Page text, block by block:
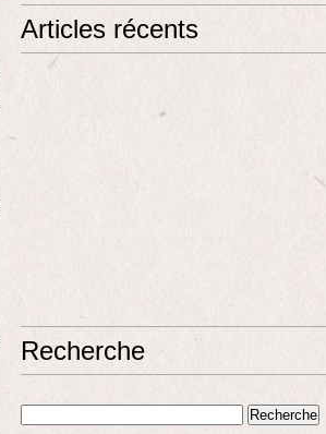
Articles récents
Recherche